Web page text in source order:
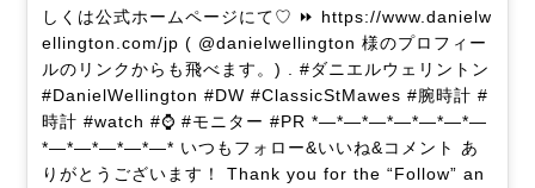
しくは公式ホームページにて♡ ⏩ https://www.danielw
ellington.com/jp ( @danielwellington 様のプロフィー
ルのリンクからも飛べます。) . #ダニエルウェリントン
#DanielWellington #DW #ClassicStMawes #腕時計 #
時計 #watch #⌚ #モニター #PR *—*—*—*—*—*—*—
*—*—*—*—*—* いつもフォロー&いいね&コメント あ
りがとうございます！ Thank you for the “Follow” an